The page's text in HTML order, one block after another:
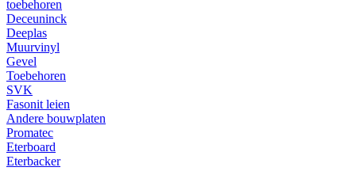
toebehoren
Deceuninck
Deeplas
Muurvinyl
Gevel
Toebehoren
SVK
Fasonit leien
Andere bouwplaten
Promatec
Eterboard
Eterbacker